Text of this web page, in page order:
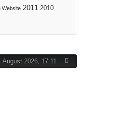
Website 2011 2010
August 2026, 17:11